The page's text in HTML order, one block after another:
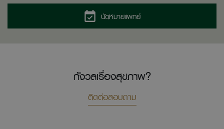
นัดหมายแพทย์
กังวลเรื่องสุขภาพ?
ติดต่อสอบถาม